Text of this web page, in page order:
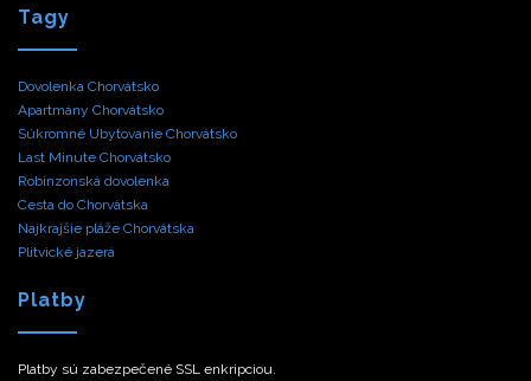
Tagy
Dovolenka Chorvátsko
Apartmány Chorvátsko
Súkromné Ubytovanie Chorvátsko
Last Minute Chorvátsko
Robinzonská dovolenka
Cesta do Chorvátska
Najkrajšie pláže Chorvátska
Plitvické jazerá
Platby
Platby sú zabezpečené SSL enkripciou.